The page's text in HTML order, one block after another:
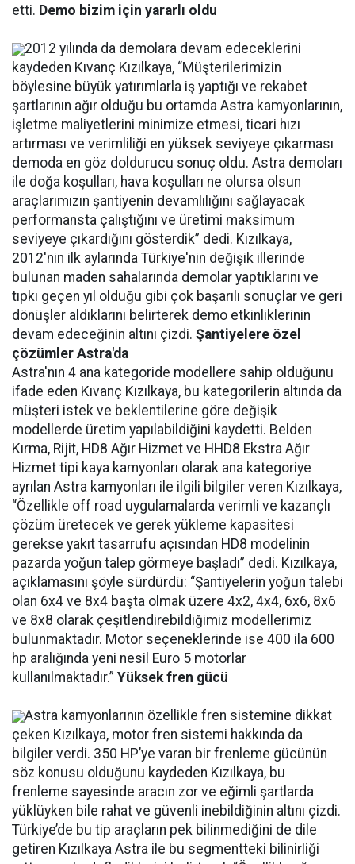
etti. Demo bizim için yararlı oldu
2012 yılında da demolara devam edeceklerini
kaydeden Kıvanç Kızılkaya, “Müşterilerimizin
böylesine büyük yatırımlarla iş yaptığı ve rekabet
şartlarının ağır olduğu bu ortamda Astra kamyonlarının,
işletme maliyetlerini minimize etmesi, ticari hızı
artırması ve verimliliği en yüksek seviyeye çıkarması
demoda en göz doldurucu sonuç oldu. Astra demoları
ile doğa koşulları, hava koşulları ne olursa olsun
araçlarımızın şantiyenin devamlılığını sağlayacak
performansta çalıştığını ve üretimi maksimum
seviyeye çıkardığını gösterdik” dedi. Kızılkaya,
2012'nin ilk aylarında Türkiye'nin değişik illerinde
bulunan maden sahalarında demolar yaptıklarını ve
tıpkı geçen yıl olduğu gibi çok başarılı sonuçlar ve geri
dönüşler aldıklarını belirterek demo etkinliklerinin
devam edeceğinin altını çizdi. Şantiyelere özel
çözümler Astra'da
Astra'nın 4 ana kategoride modellere sahip olduğunu
ifade eden Kıvanç Kızılkaya, bu kategorilerin altında da
müşteri istek ve beklentilerine göre değişik
modellerde üretim yapılabildiğini kaydetti. Belden
Kırma, Rijit, HD8 Ağır Hizmet ve HHD8 Ekstra Ağır
Hizmet tipi kaya kamyonları olarak ana kategoriye
ayrılan Astra kamyonları ile ilgili bilgiler veren Kızılkaya,
“Özellikle off road uygulamalarda verimli ve kazançlı
çözüm üretecek ve gerek yükleme kapasitesi
gerekse yakıt tasarrufu açısından HD8 modelinin
pazarda yoğun talep görmeye başladı” dedi. Kızılkaya,
açıklamasını şöyle sürdürdü: “Şantiyelerin yoğun talebi
olan 6x4 ve 8x4 başta olmak üzere 4x2, 4x4, 6x6, 8x6
ve 8x8 olarak çeşitlendirebildiğimiz modellerimiz
bulunmaktadır. Motor seçeneklerinde ise 400 ila 600
hp aralığında yeni nesil Euro 5 motorlar
kullanılmaktadır.” Yüksek fren gücü
Astra kamyonlarının özellikle fren sistemine dikkat
çeken Kızılkaya, motor fren sistemi hakkında da
bilgiler verdi. 350 HP’ye varan bir frenleme gücünün
söz konusu olduğunu kaydeden Kızılkaya, bu
frenleme sayesinde aracın zor ve eğimli şartlarda
yüklüyken bile rahat ve güvenli inebildiğinin altını çizdi.
Türkiye’de bu tip araçların pek bilinmediğini de dile
getiren Kızılkaya Astra ile bu segmentteki bilinirliği